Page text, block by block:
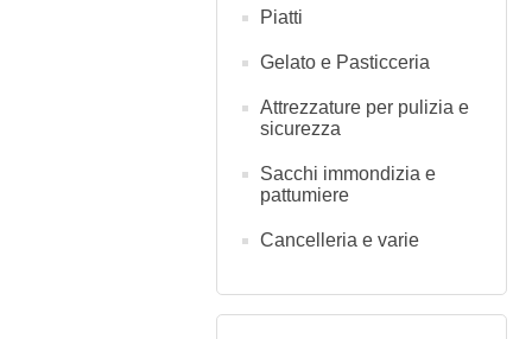
Piatti
Gelato e Pasticceria
Attrezzature per pulizia e
sicurezza
Sacchi immondizia e
pattumiere
Cancelleria e varie